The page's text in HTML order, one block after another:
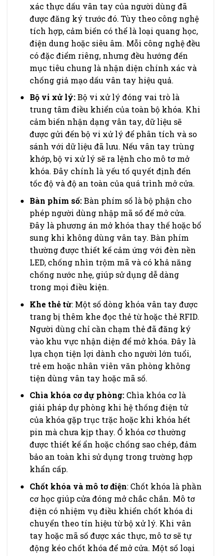
xác thực dấu vân tay của người dùng đã
được đăng ký trước đó. Tùy theo công nghệ
tích hợp, cảm biến có thể là loại quang học,
điện dung hoặc siêu âm. Mỗi công nghệ đều
có đặc điểm riêng, nhưng đều hướng đến
mục tiêu chung là nhận diện chính xác và
chống giả mạo dấu vân tay hiệu quả.
Bộ vi xử lý:Bộ vi xử lý đóng vai trò là
trung tâm điều khiển của toàn bộ khóa. Khi
cảm biến nhận dạng vân tay, dữ liệu sẽ
được gửi đến bộ vi xử lý để phân tích và so
sánh với dữ liệu đã lưu. Nếu vân tay trùng
khớp, bộ vi xử lý sẽ ra lệnh cho mô tơ mở
khóa. Đây chính là yếu tố quyết định đến
tốc độ và độ an toàn của quá trình mở cửa.
Bàn phím số:Bàn phím số là bộ phận cho
phép người dùng nhập mã số để mở cửa.
Đây là phương án mở khóa thay thế hoặc bổ
sung khi không dùng vân tay. Bàn phím
thường được thiết kế cảm ứng với đèn nền
LED, chống nhìn trộm mã và có khả năng
chống nước nhẹ, giúp sử dụng dễ dàng
trong mọi điều kiện.
Khe thẻ từ: Một số dòng khóa vân tay được
trang bị thêm khe đọc thẻ từ hoặc thẻ RFID.
Người dùng chỉ cần chạm thẻ đã đăng ký
vào khu vực nhận diện để mở khóa. Đây là
lựa chọn tiện lợi dành cho người lớn tuổi,
trẻ em hoặc nhân viên văn phòng không
tiện dùng vân tay hoặc mã số.
Chìa khóa cơ dự phòng:Chìa khóa cơ là
giải pháp dự phòng khi hệ thống điện tử
của khóa gặp trục trặc hoặc khi khóa hết
pin mà chưa kịp thay. Ổ khóa cơ thường
được thiết kế ẩn hoặc chống sao chép, đảm
bảo an toàn khi sử dụng trong trường hợp
khẩn cấp.
Chốt khóa và mô tơ điện: Chốt khóa là phần
cơ học giúp cửa đóng mở chắc chắn. Mô tơ
điện có nhiệm vụ điều khiển chốt khóa di
chuyển theo tín hiệu từ bộ xử lý. Khi vân
tay hoặc mã số được xác thực, mô tơ sẽ tự
động kéo chốt khóa để mở cửa. Một số loại